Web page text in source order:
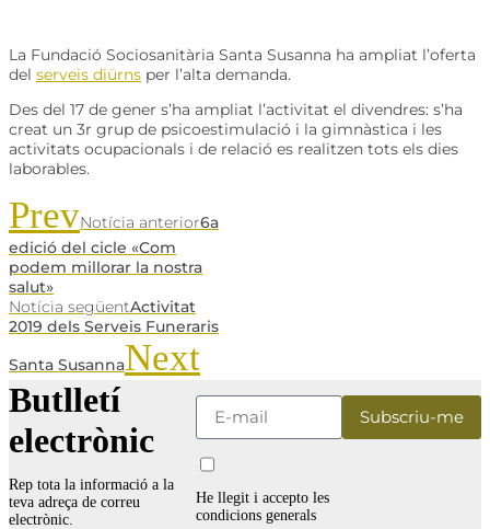
La Fundació Sociosanitària Santa Susanna ha ampliat l’oferta
del serveis diürns per l’alta demanda.
Des del 17 de gener s’ha ampliat l’activitat el divendres: s’ha
creat un 3r grup de psicoestimulació i la gimnàstica i les
activitats ocupacionals i de relació es realitzen tots els dies
laborables.
PrevNotícia anterior6a
edició del cicle «Com
podem millorar la nostra
salut»
Notícia següentActivitat
2019 dels Serveis Funeraris
Santa SusannaNext
Butlletí
electrònic
Rep tota la informació a la
teva adreça de correu
electrònic.
He llegit i accepto les
condicions generals